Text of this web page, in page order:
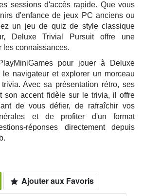
sessions d'accès rapide. Que vous
d'enfance de jeux PC anciens ou
un jeu de quiz de style classique
Deluxe Trivial Pursuit offre une
les connaissances.
pour jouer à Deluxe
navigateur et explorer un morceau
Avec sa présentation rétro, ses
son accent fidèle sur le trivia, il offre
de vous défier, de rafraîchir vos
et de profiter d'un format
réponses directement depuis
Ajouter aux Favoris